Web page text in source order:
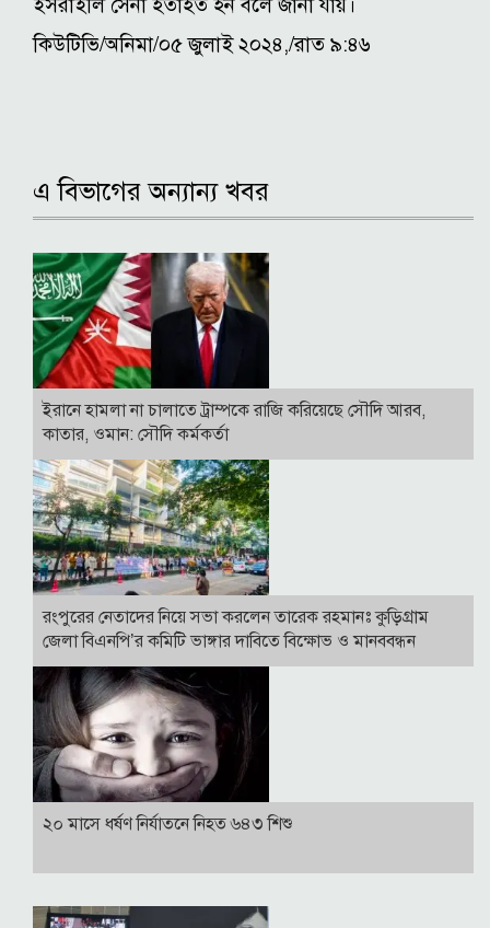
ইসরাইলি সেনা হতাহত হন বলে জানা যায়।
কিউটিভি/অনিমা/০৫ জুলাই ২০২৪,/রাত ৯:৪৬
এ বিভাগের অন্যান্য খবর
ইরানে হামলা না চালাতে ট্রাম্পকে রাজি করিয়েছে সৌদি আরব,
কাতার, ওমান: সৌদি কর্মকর্তা
রংপুরের নেতাদের নিয়ে সভা করলেন তারেক রহমানঃ কুড়িগ্রাম
জেলা বিএনপি’র কমিটি ভাঙ্গার দাবিতে বিক্ষোভ ও মানববন্ধন
২০ মাসে ধর্ষণ নির্যাতনে নিহত ৬৪৩ শিশু